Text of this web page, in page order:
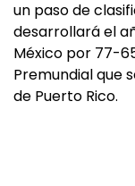
un paso de
desarrollará el
México por 77-
Premundial que
de Puerto Rico.